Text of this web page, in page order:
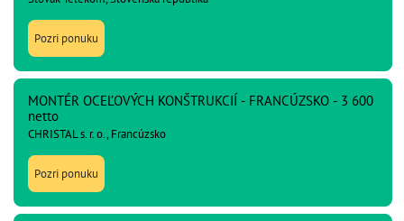
Pozri ponuku
MONTÉR OCEĽOVÝCH KONŠTRUKCIÍ - FRANCÚZSKO - 3 600
netto
CHRISTAL s. r. o., Francúzsko
Pozri ponuku